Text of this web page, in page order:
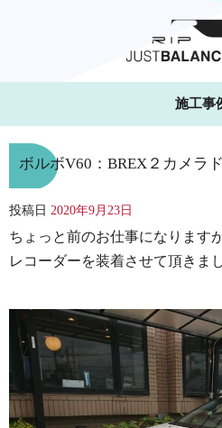
施工事
ボルボV60：BREX２カメラ
投稿日 2020年9月23日
ちょっと前のお仕事になります
レコーダーを装着させて頂きまし